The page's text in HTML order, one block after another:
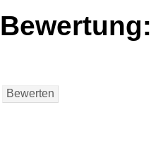
Bewertung: